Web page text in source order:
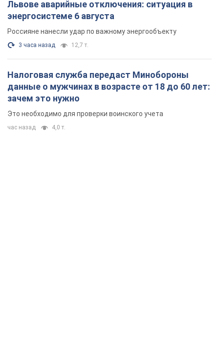
Львове аварийные отключения: ситуация в
энергосистеме 6 августа
Россияне нанесли удар по важному энергообъекту
3 часа назад 12,7 т.
Налоговая служба передаст Минобороны
данные о мужчинах в возрасте от 18 до 60 лет:
зачем это нужно
Это необходимо для проверки воинского учета
час назад 4,0 т.